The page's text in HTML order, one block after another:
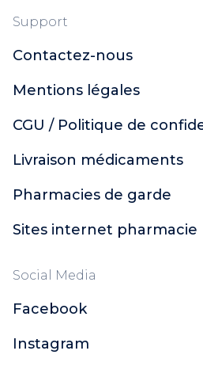
Support
Contactez-nous
Mentions légales
CGU / Politique de
Livraison médicaments
Pharmacies de garde
Sites internet pharmacie
Social Media
Facebook
Instagram